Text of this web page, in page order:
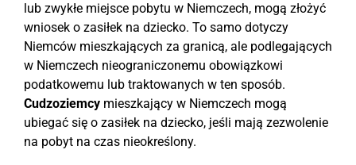
lub zwykłe miejsce pobytu w Niemczech, mogą złożyć
wniosek o zasiłek na dziecko. To samo dotyczy
Niemców mieszkających za granicą, ale podlegających
w Niemczech nieograniczonemu obowiązkowi
podatkowemu lub traktowanych w ten sposób.
Cudzoziemcy mieszkający w Niemczech mogą
ubiegać się o zasiłek na dziecko, jeśli mają zezwolenie
na pobyt na czas nieokreślony.